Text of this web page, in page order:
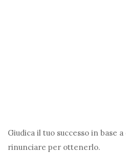
Giudica il tuo successo in base
rinunciare per ottenerlo.